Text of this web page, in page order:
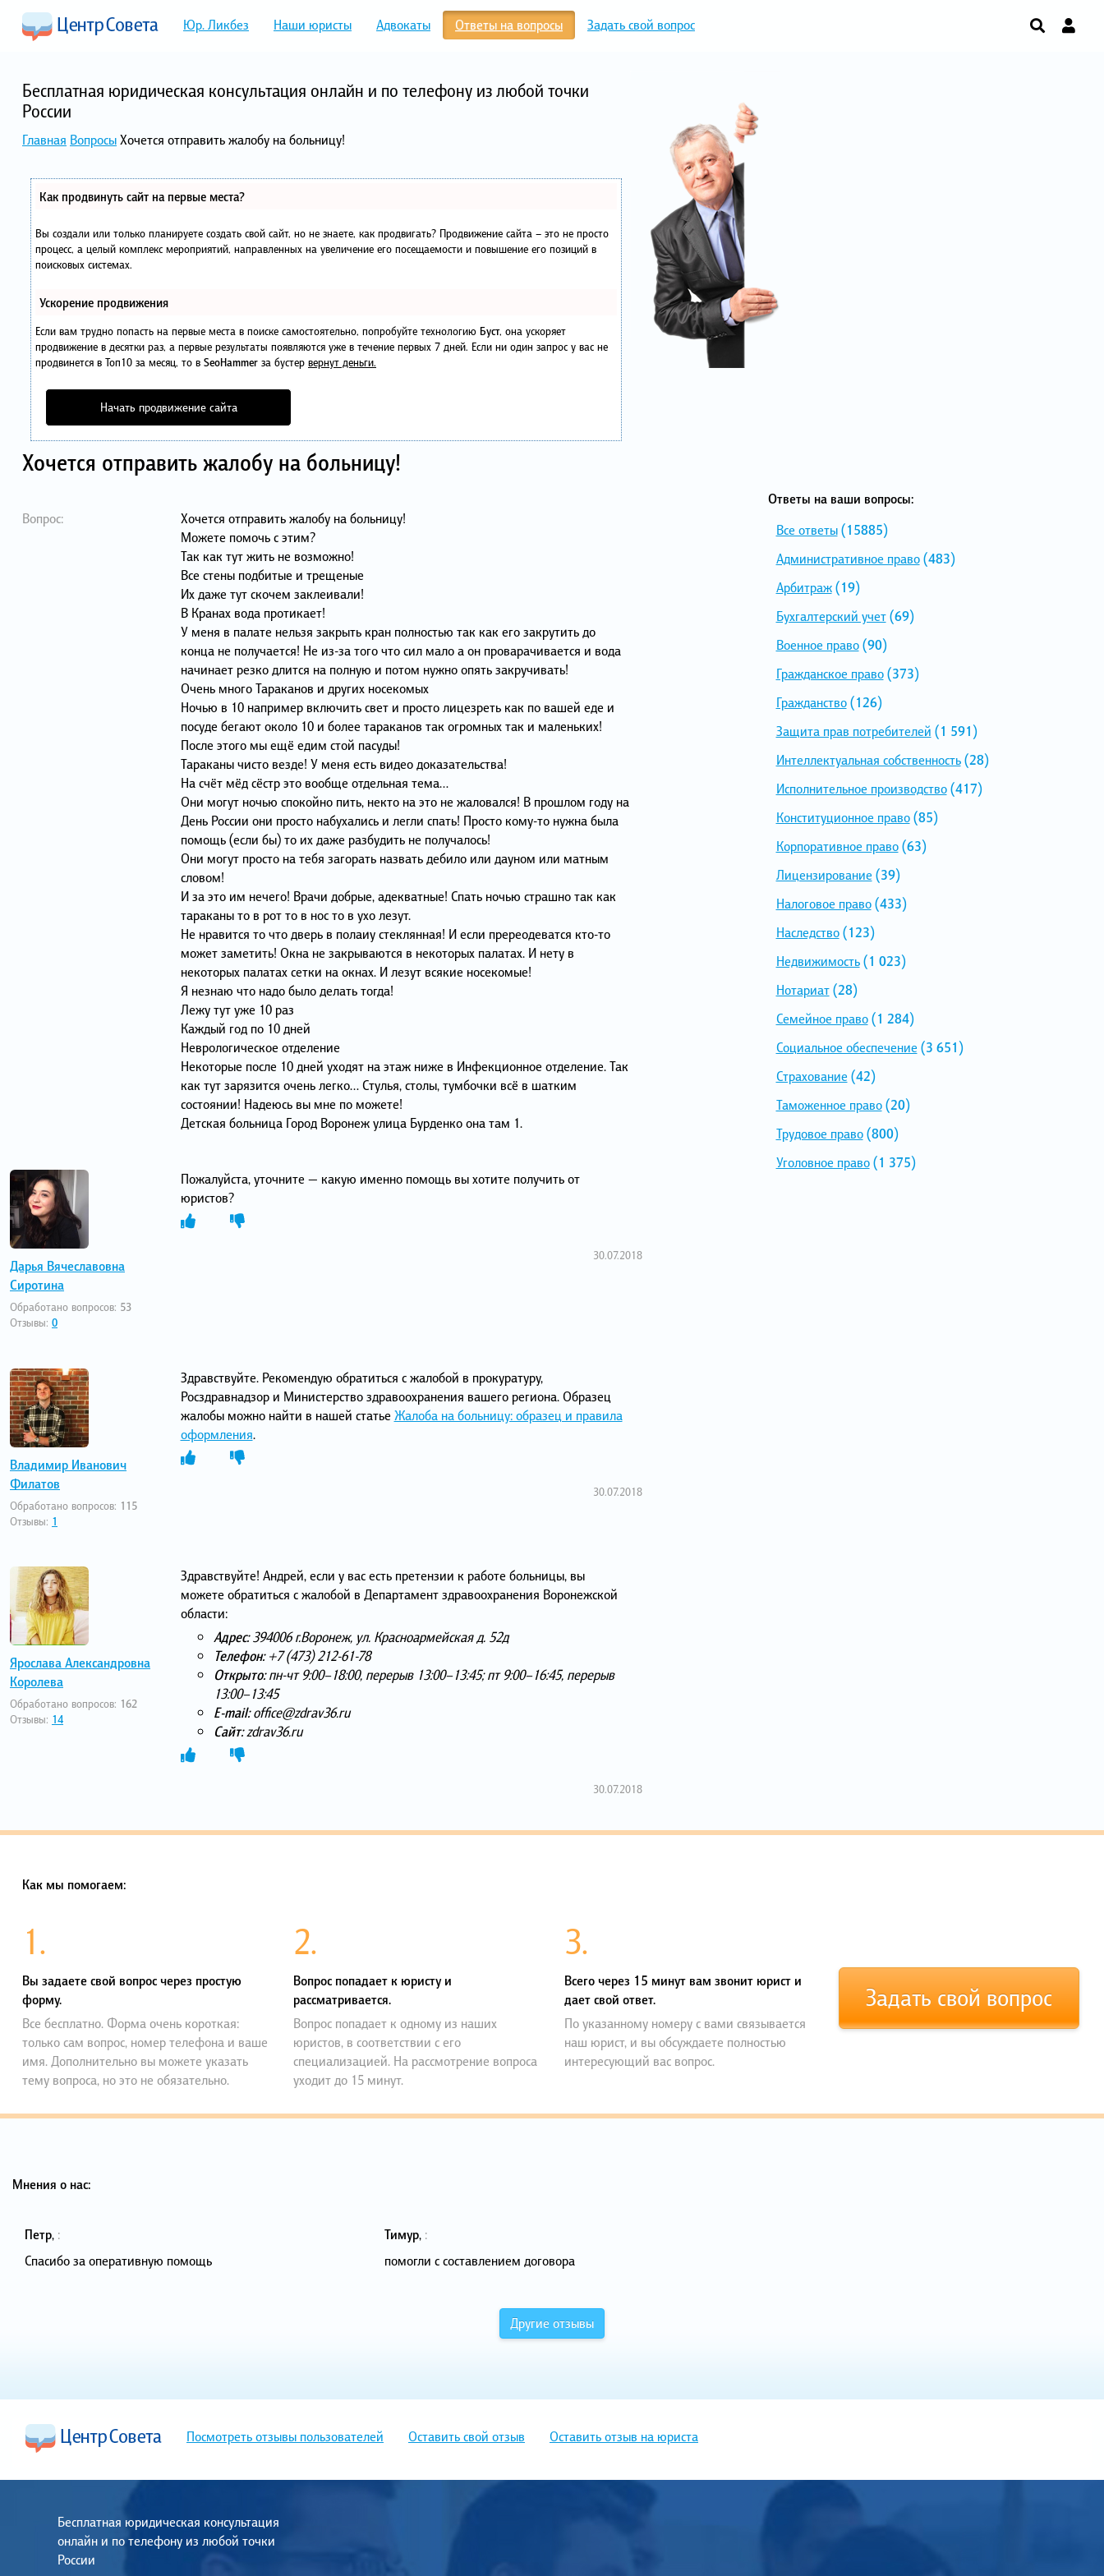
Юр. Ликбез Наши юристы Адвокаты Ответы на вопросы Задать свой вопрос
Бесплатная юридическая консультация онлайн и по телефону из любой точки
России
Главная ВопросыХочется отправить жалобу на больницу!
Как продвинуть сайт на первые места?
Вы создали или только планируете создать свой сайт, но не знаете, как продвигать? Продвижение сайта – это не просто
процесс, а целый комплекс мероприятий, направленных на увеличение его посещаемости и повышение его позиций в
поисковых системах.
Ускорение продвижения
Если вам трудно попасть на первые места в поиске самостоятельно, попробуйте технологию Буст, она ускоряет
продвижение в десятки раз, а первые результаты появляются уже в течение первых 7 дней. Если ни один запрос у вас не
продвинется в Топ10 за месяц, то в SeoHammer за бустер вернут деньги.
Начать продвижение сайта
Хочется отправить жалобу на больницу!
Вопрос:
Хочется отправить жалобу на больницу!
Можете помочь с этим?
Так как тут жить не возможно!
Все стены подбитые и трещеные
Их даже тут скочем заклеивали!
В Кранах вода протикает!
У меня в палате нельзя закрыть кран полностью так как его закрутить до
конца не получается! Не из-за того что сил мало а он проварачивается и вода
начинает резко длится на полную и потом нужно опять закручивать!
Очень много Тараканов и других носекомых
Ночью в 10 например включить свет и просто лицезреть как по вашей еде и
посуде бегают около 10 и более тараканов так огромных так и маленьких!
После этого мы ещё едим стой пасуды!
Тараканы чисто везде! У меня есть видео доказательства!
На счёт мёд сёстр это вообще отдельная тема…
Они могут ночью спокойно пить, некто на это не жаловался! В прошлом году на
День России они просто набухались и легли спать! Просто кому-то нужна была
помощь (если бы) то их даже разбудить не получалось!
Они могут просто на тебя загорать назвать дебило или дауном или матным
словом!
И за это им нечего! Врачи добрые, адекватные! Спать ночью страшно так как
тараканы то в рот то в нос то в ухо лезут.
Не нравится то что дверь в полаиу стеклянная! И если пререодеватся кто-то
может заметить! Окна не закрываются в некоторых палатах. И нету в
некоторых палатах сетки на окнах. И лезут всякие носекомые!
Я незнаю что надо было делать тогда!
Лежу тут уже 10 раз
Каждый год по 10 дней
Неврологическое отделение
Некоторые после 10 дней уходят на этаж ниже в Инфекционное отделение. Так
как тут зарязится очень легко… Стулья, столы, тумбочки всё в шатким
состоянии! Надеюсь вы мне по можете!
Детская больница Город Воронеж улица Бурденко она там 1.
Дарья Вячеславовна
Сиротина
Обработано вопросов: 53
Отзывы: 0
Пожалуйста, уточните — какую именно помощь вы хотите получить от
юристов?
30.07.2018
Владимир Иванович
Филатов
Обработано вопросов: 115
Отзывы: 1
Здравствуйте. Рекомендую обратиться с жалобой в прокуратуру,
Росздравнадзор и Министерство здравоохранения вашего региона. Образец
жалобы можно найти в нашей статье Жалоба на больницу: образец и правила
оформления.
30.07.2018
Ярослава Александровна
Королева
Обработано вопросов: 162
Отзывы: 14
Здравствуйте! Андрей, если у вас есть претензии к работе больницы, вы
можете обратиться с жалобой в Департамент здравоохранения Воронежской
области:
Адрес:394006 г.Воронеж, ул. Красноармейская д. 52д
Телефон:+7 (473) 212-61-78
Открыто:пн-чт 9:00–18:00, перерыв 13:00–13:45; пт 9:00–16:45, перерыв
13:00–13:45
E-mail:office@zdrav36.ru
Сайт:zdrav36.ru
30.07.2018
Ответы на ваши вопросы:
Все ответы(15885)
Административное право(483)
Арбитраж(19)
Бухгалтерский учет(69)
Военное право(90)
Гражданское право(373)
Гражданство(126)
Защита прав потребителей (1 591)
Интеллектуальная собственность(28)
Исполнительное производство(417)
Конституционное право(85)
Корпоративное право(63)
Лицензирование (39)
Налоговое право(433)
Наследство(123)
Недвижимость(1 023)
Нотариат(28)
Семейное право(1 284)
Социальное обеспечение (3 651)
Страхование (42)
Таможенное право(20)
Трудовое право(800)
Уголовное право(1 375)
Как мы помогаем:
1.
Вы задаете свой вопрос через простую
форму.
Все бесплатно. Форма очень короткая:
только сам вопрос, номер телефона и ваше
имя. Дополнительно вы можете указать
тему вопроса, но это не обязательно.
2.
Вопрос попадает к юристу и
рассматривается.
Вопрос попадает к одному из наших
юристов, в соответствии с его
специализацией. На рассмотрение вопроса
уходит до 15 минут.
3.
Всего через 15 минут вам звонит юрист и
дает свой ответ.
По указанному номеру с вами связывается
наш юрист, и вы обсуждаете полностью
интересующий вас вопрос.
Задать свой вопрос
Мнения о нас:
Петр, :
Спасибо за оперативную помощь
Тимур, :
помогли с составлением договора
Другие отзывы
Посмотреть отзывы пользователей Оставить свой отзыв Оставить отзыв на юриста
Бесплатная юридическая консультация
онлайн и по телефону из любой точки
России